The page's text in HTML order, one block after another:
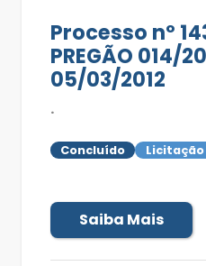
Processo nº
PREGÃO 014/
05/03/2012
.
Concluído Licitação
Saiba Mais